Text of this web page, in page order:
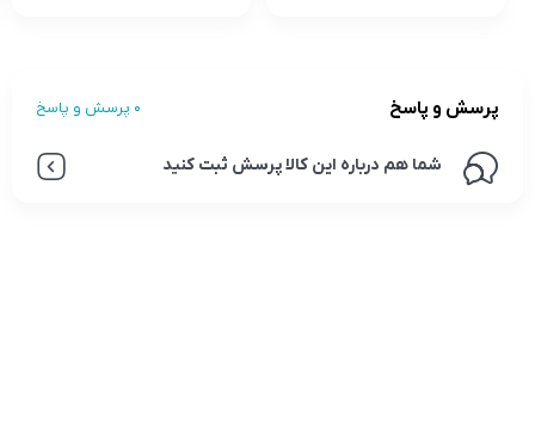
پرسش و پاسخ 0 پرسش و پاسخ
شما هم درباره این کالا پرسش ثبت کنید